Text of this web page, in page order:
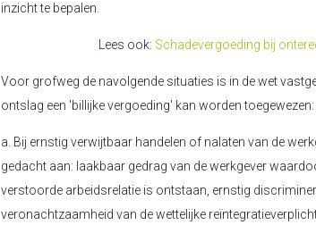
inzicht te bepalen.
Lees ook: Schadevergoeding bij
Voor grofweg de navolgende situaties is in de wet
ontslag een 'billijke vergoeding' kan worden toegewezen:
a. Bij ernstig verwijtbaar handelen of nalaten van de
gedacht aan: laakbaar gedrag van de werkgever
verstoorde arbeidsrelatie is ontstaan, ernstig
veronachtzaamheid van de wettelijke